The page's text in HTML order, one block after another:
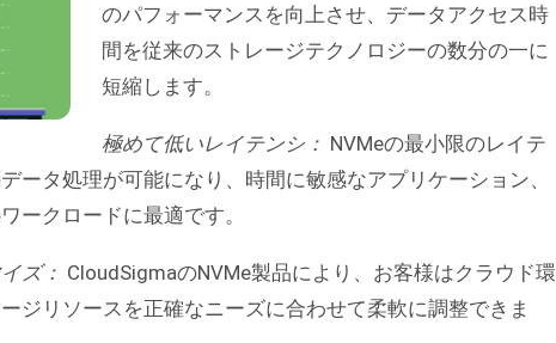
のパフォーマンスを向上させ、データアクセス時
間を従来のストレージテクノロジーの数分の一に
短縮します。
極めて低いレイテンシ： NVMeの最小限のレイテ
ータ処理が可能になり、時間に敏感なアプリケーション、
ークロードに最適です。
ズ： CloudSigmaのNVMe製品により、お客様はクラウド環
ジリソースを正確なニーズに合わせて柔軟に調整できま